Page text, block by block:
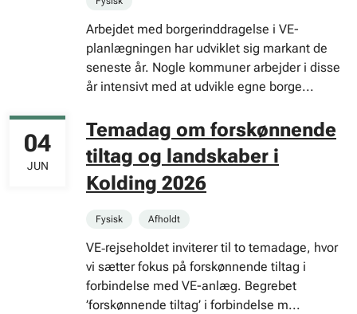
Arbejdet med borgerinddragelse i VE-
planlægningen har udviklet sig markant de
seneste år. Nogle kommuner arbejder i disse
år intensivt med at udvikle egne borge...
Temadag om forskønnende
tiltag og landskaber i
Kolding 2026
04
JUN
Fysisk Afholdt
VE‑rejseholdet inviterer til to temadage, hvor
vi sætter fokus på forskønnende tiltag i
forbindelse med VE-anlæg. Begrebet
’forskønnende tiltag’ i forbindelse m...